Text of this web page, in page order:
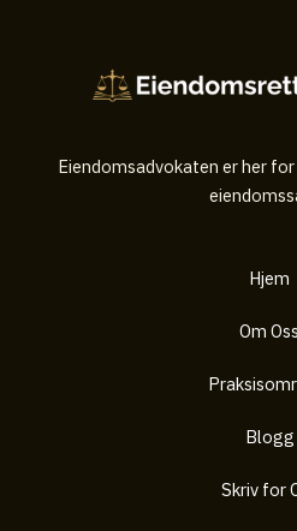
Eiendomsadvokaten er her
Hjem
Om Oss
Blogg
Skriv for